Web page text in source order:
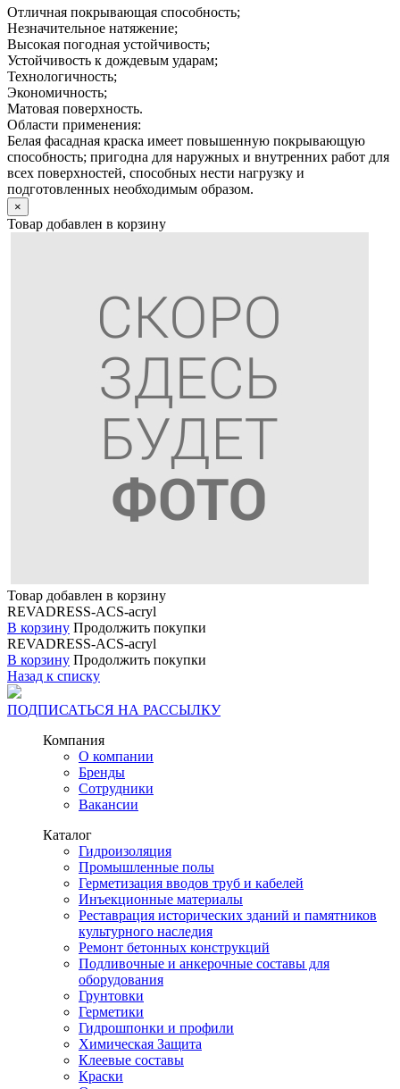
Отличная покрывающая способность;
Незначительное натяжение;
Высокая погодная устойчивость;
Устойчивость к дождевым ударам;
Технологичность;
Экономичность;
Матовая поверхность.
Области применения:
Белая фасадная краска имеет повышенную покрывающую
способность; пригодна для наружных и внутренних работ для
всех поверхностей, способных нести нагрузку и
подготовленных необходимым образом.
×
Товар добавлен в корзину
Товар добавлен в корзину
REVADRESS-ACS-acryl
В корзину Продолжить покупки
REVADRESS-ACS-acryl
В корзину Продолжить покупки
Назад к списку
ПОДПИСАТЬСЯ НА РАССЫЛКУ
Компания
О компании
Бренды
Сотрудники
Вакансии
Каталог
Гидроизоляция
Промышленные полы
Герметизация вводов труб и кабелей
Инъекционные материалы
Реставрация исторических зданий и памятников
культурного наследия
Ремонт бетонных конструкций
Подливочные и анкерочные составы для
оборудования
Грунтовки
Герметики
Гидрошпонки и профили
Химическая Защита
Клеевые составы
Краски